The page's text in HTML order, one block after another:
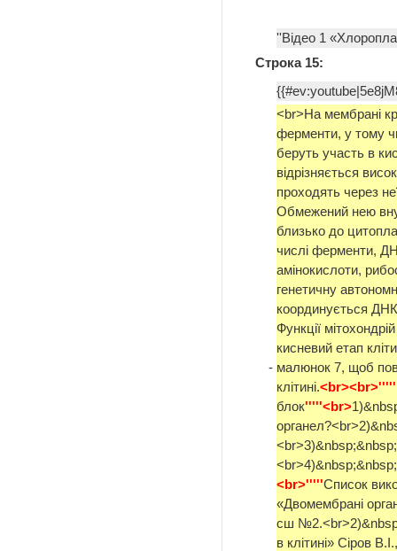
''Відео 1
Строка 15:
-
<br>На мембрані
ферменти, у тому
беруть участь в
відрізняється
проходять через
Обмежений нею
близько до
числі ферменти,
амінокислоти,
генетичну
координується
Функції
кисневий етап
малюнок 7, щоб
клітині.<br><br>'''''
блок'''''<br>
<br>'''''Список
«Двомембрані
сш
в клітині» Сіров